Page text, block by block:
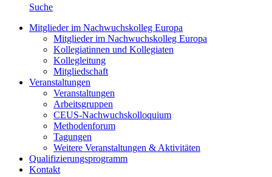
Suche
Mitglieder im Nachwuchskolleg Europa
Mitglieder im Nachwuchskolleg Europa
Kollegiatinnen und Kollegiaten
Kollegleitung
Mitgliedschaft
Veranstaltungen
Veranstaltungen
Arbeitsgruppen
CEUS-Nachwuchskolloquium
Methodenforum
Tagungen
Weitere Veranstaltungen & Aktivitäten
Qualifizierungsprogramm
Kontakt